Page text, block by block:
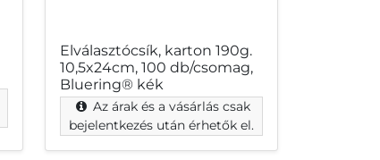
Elválasztócsík, karton 190g.
10,5x24cm, 100 db/csomag,
Bluering® kék
Az árak és a vásárlás csak
bejelentkezés után érhetők el.